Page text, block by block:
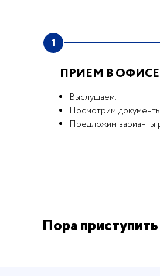
1
ПРИЕМ В
Выслушаем.
Посмотрим
Предложим варианты
Пора